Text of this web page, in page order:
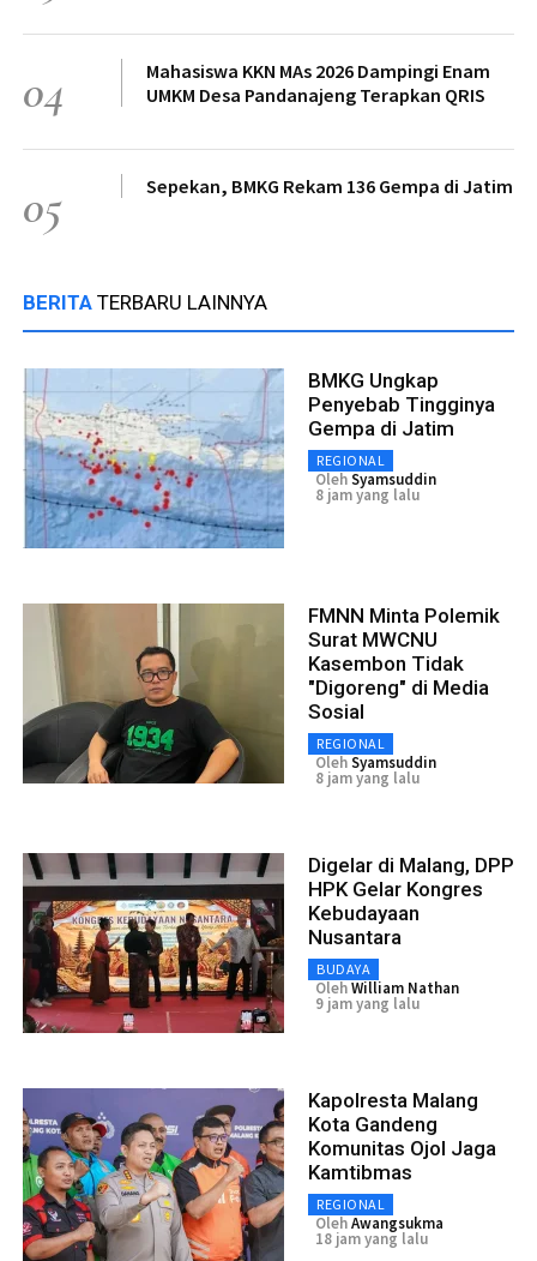
04
Mahasiswa KKN MAs 2026 Dampingi Enam
UMKM Desa Pandanajeng Terapkan QRIS
05 Sepekan, BMKG Rekam 136 Gempa di Jatim
BERITA TERBARU LAINNYA
BMKG Ungkap
Penyebab Tingginya
Gempa di Jatim
REGIONAL
OlehSyamsuddin
8 jam yang lalu
FMNN Minta Polemik
Surat MWCNU
Kasembon Tidak
"Digoreng" di Media
Sosial
REGIONAL
OlehSyamsuddin
8 jam yang lalu
Digelar di Malang, DPP
HPK Gelar Kongres
Kebudayaan
Nusantara
BUDAYA
OlehWilliam Nathan
9 jam yang lalu
Kapolresta Malang
Kota Gandeng
Komunitas Ojol Jaga
Kamtibmas
REGIONAL
OlehAwangsukma
18 jam yang lalu